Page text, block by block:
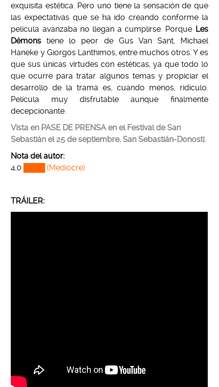
exquisita estética. Pero uno tiene la sensación de que
las expectativas que se ha ido creando conforme la
película avanzaba no llegan a cumplirse. Porque Les
Démons tiene lo peor de Gus Van Sant, Michael
Haneke y Giorgos Lanthimos, entre muchos otros. Y es
que sus únicas virtudes con estéticas, ya que todo lo
que ocurre para tratar algunos temas y propiciar el
desarrollo de la trama es, cuando menos, ridículo.
Película muy disfrutable aunque finalmente
decepcionante.
Vista en PASE DE PRENSA en el Festival de San
Sebastián el 25 de septiembre, San Sebastián-Donosti.
Nota del autor:
4,0
████ (Mediocre)
TRÁILER: